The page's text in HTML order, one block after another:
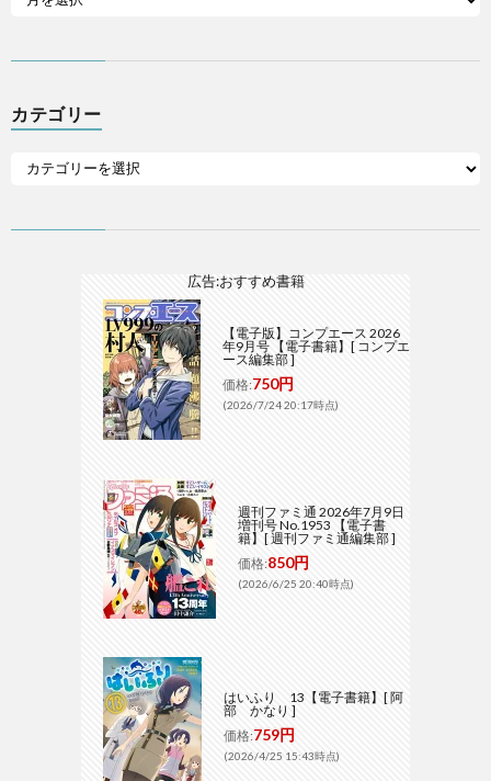
カテゴリー
広告:おすすめ書籍
【電子版】コンプエース 2026
年9月号 【電子書籍】[ コンプエ
ース編集部 ]
価格:750円
(2026/7/24 20:17時点)
週刊ファミ通 2026年7月9日
増刊号 No.1953 【電子書
籍】[ 週刊ファミ通編集部 ]
価格:850円
(2026/6/25 20:40時点)
はいふり 13【電子書籍】[ 阿
部 かなり ]
価格:759円
(2026/4/25 15:43時点)